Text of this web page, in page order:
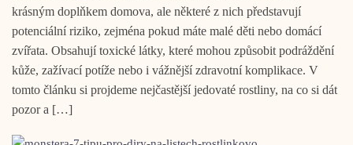
krásným doplňkem domova, ale některé z nich představují
potenciální riziko, zejména pokud máte malé děti nebo domácí
zvířata. Obsahují toxické látky, které mohou způsobit podráždění
kůže, zažívací potíže nebo i vážnější zdravotní komplikace. V
tomto článku si projdeme nejčastější jedovaté rostliny, na co si dát
pozor a […]